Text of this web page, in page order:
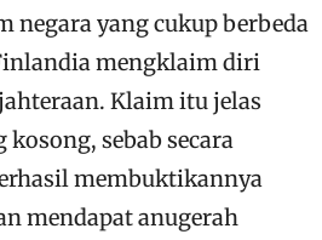
negara yang cukup berbeda
mengklaim diri
Klaim itu jelas
sebab secara
membuktikannya
mendapat anugerah